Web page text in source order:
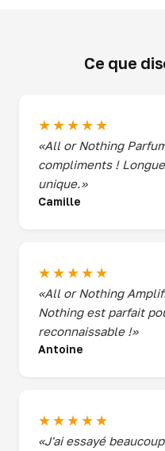
Ce que
★★★★★
«All or Nothing
compliments !
unique.»
Camille
★★★★★
«All or Nothing
Nothing est parfait
reconnaissable !»
Antoine
★★★★★
«J'ai essayé